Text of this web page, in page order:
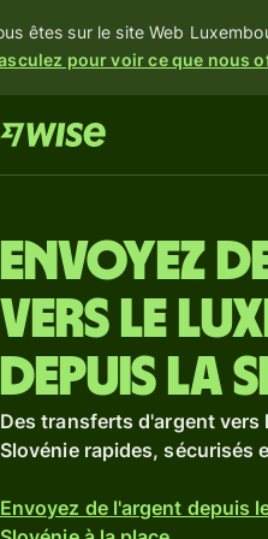
êtes sur le site Web
pour voir ce que nous
Envoyez
vers le
depuis la
Des transferts d'argent vers
Slovénie rapides, sécurisés
Envoyez de l'argent depuis